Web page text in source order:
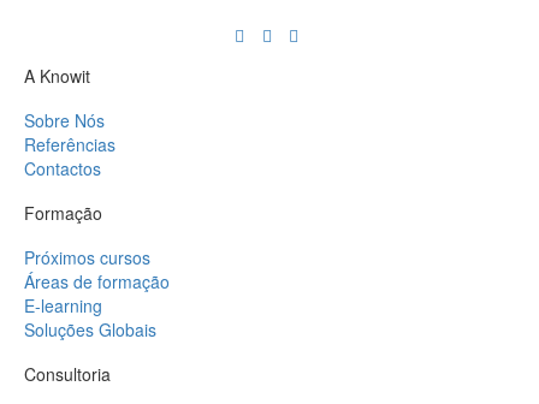
A Knowit
Sobre Nós
Referências
Contactos
Formação
Próximos cursos
Áreas de formação
E-learning
Soluções Globais
Consultoria